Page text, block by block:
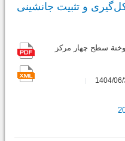
و تثبیت جانشینی
سطح چهار مرکز